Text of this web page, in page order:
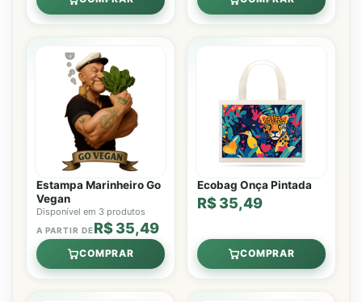
Estampa Marinheiro Go
Vegan
Disponível em 3 produtos
A PARTIR DER$ 35,49
COMPRAR
Ecobag Onça Pintada
R$ 35,49
COMPRAR